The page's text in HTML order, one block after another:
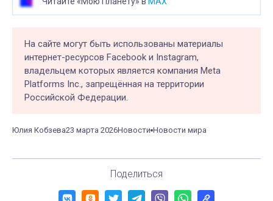
На сайте могут быть использованы материалы
интернет-ресурсов Facebook и Instagram,
владельцем которых является компания Meta
Platforms Inc., запрещённая на территории
Российской Федерации.
Юлия Кобзева23 марта 2026Новости Новости мира
Поделиться